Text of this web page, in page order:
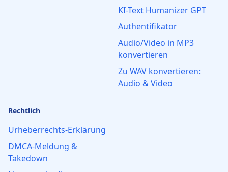
KI-Text Humanizer GPT
Authentifikator
Audio/Video in MP3
konvertieren
Zu WAV konvertieren:
Audio & Video
Rechtlich
Urheberrechts-Erklärung
DMCA-Meldung &
Takedown